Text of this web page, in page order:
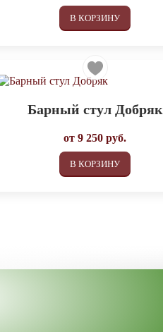
В КОРЗИНУ
Барный стул Добряк
от9 250 руб.
В КОРЗИНУ